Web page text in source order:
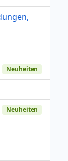
Neuheiten
Neuheiten